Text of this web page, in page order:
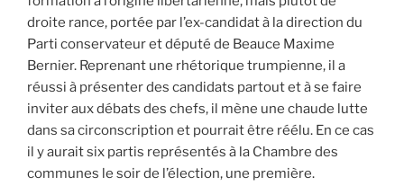
droite rance, portée par l’ex-candidat à la direction du
Parti conservateur et député de Beauce Maxime
Bernier. Reprenant une rhétorique trumpienne, il a
réussi à présenter des candidats partout et à se faire
inviter aux débats des chefs, il mène une chaude lutte
dans sa circonscription et pourrait être réélu. En ce cas
il y aurait six partis représentés à la Chambre des
communes le soir de l’élection, une première.